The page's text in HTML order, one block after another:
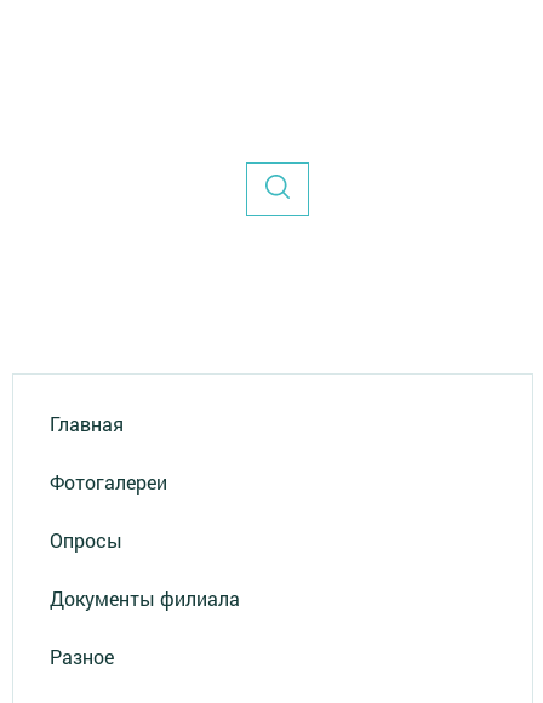
Главная
Фотогалереи
Опросы
Документы филиала
Разное